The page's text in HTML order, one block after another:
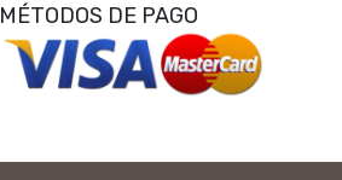
MÉTODOS DE PAGO